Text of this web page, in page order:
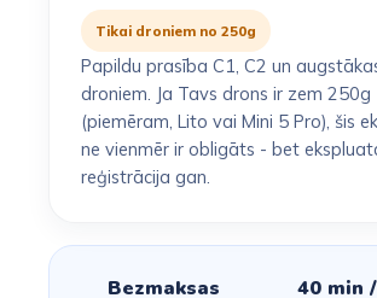
Tikai droniem no 250g
Papildu prasība C1, C2 un
droniem. Ja Tavs drons ir zem 250g
(piemēram, Lito vai Mini 5 Pro), šis
ne vienmēr ir obligāts - bet
reģistrācija gan.
Bezmaksas 40 min